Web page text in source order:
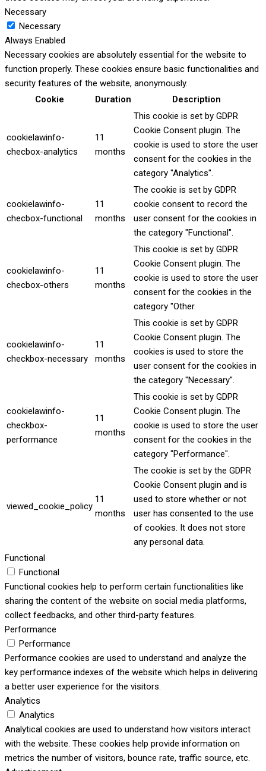
Necessary
Necessary
Always Enabled
Necessary cookies are absolutely essential for the website to
function properly. These cookies ensure basic functionalities and
security features of the website, anonymously.
Cookie
Duration Description
cookielawinfo-
checbox-analytics
11
months
This cookie is set by GDPR
Cookie Consent plugin. The
cookie is used to store the user
consent for the cookies in the
category "Analytics".
cookielawinfo-
checbox-functional
11
months
The cookie is set by GDPR
cookie consent to record the
user consent for the cookies in
the category "Functional".
cookielawinfo-
checbox-others
11
months
This cookie is set by GDPR
Cookie Consent plugin. The
cookie is used to store the user
consent for the cookies in the
category "Other.
cookielawinfo-
checkbox-necessary
11
months
This cookie is set by GDPR
Cookie Consent plugin. The
cookies is used to store the
user consent for the cookies in
the category "Necessary".
cookielawinfo-
checkbox-
performance
11
months
This cookie is set by GDPR
Cookie Consent plugin. The
cookie is used to store the user
consent for the cookies in the
category "Performance".
viewed_cookie_policy
11
months
The cookie is set by the GDPR
Cookie Consent plugin and is
used to store whether or not
user has consented to the use
of cookies. It does not store
any personal data.
Functional
Functional
Functional cookies help to perform certain functionalities like
sharing the content of the website on social media platforms,
collect feedbacks, and other third-party features.
Performance
Performance
Performance cookies are used to understand and analyze the
key performance indexes of the website which helps in delivering
a better user experience for the visitors.
Analytics
Analytics
Analytical cookies are used to understand how visitors interact
with the website. These cookies help provide information on
metrics the number of visitors, bounce rate, traffic source, etc.